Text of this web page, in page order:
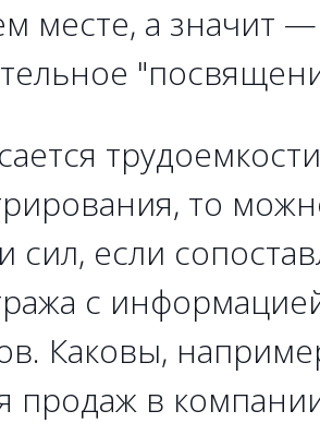
месте, а значит
трудоемкости
то
сил, если
с
Каковы,
продаж в